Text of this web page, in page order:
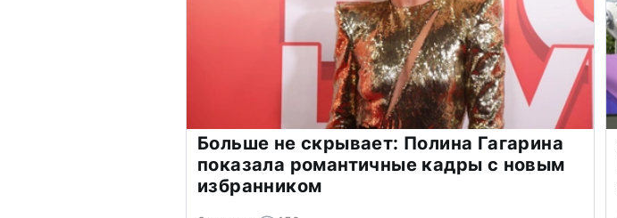
Больше не скрывает: Полина Гагарина
показала романтичные кадры с новым
избранником